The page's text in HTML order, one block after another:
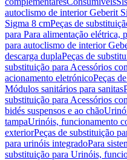
autoclismo de interior Geberit
Sigma 8 cmPeças de
para Para alimentação elétrica,
para autoclismo de interior
descarga duplaPeças de
substituição para Acessórios
acionamento eletrónicoPeças
Módulos sanitários para sanitas
substituição para Acessórios
bidés suspensos e ao chão
tampaUrinóis, funcionamento
exteriorPeças de substituição
para urinóis integradoPara
substituição para Urinóis,